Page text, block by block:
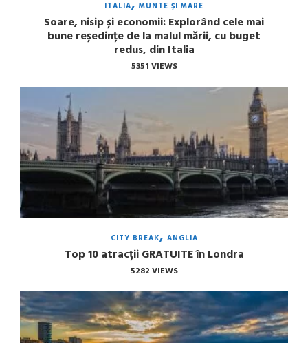
ITALIA MUNTE ȘI MARE
Soare, nisip și economii: Explorând cele mai
bune reședințe de la malul mării, cu buget
redus, din Italia
5351 VIEWS
CITY BREAK ANGLIA
Top 10 atracții GRATUITE în Londra
5282 VIEWS